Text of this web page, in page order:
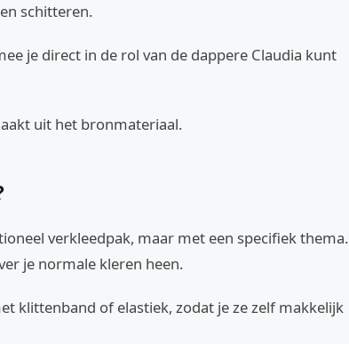
schitteren.
je direct in de rol van de dappere Claudia kunt
uit het bronmateriaal.
verkleedpak, maar met een specifiek thema.
je normale kleren heen.
klittenband of elastiek, zodat je ze zelf makkelijk